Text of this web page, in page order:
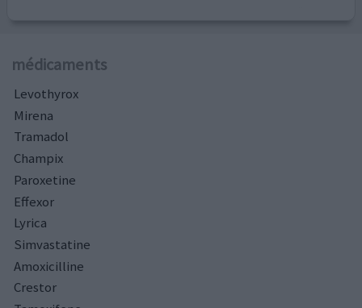
médicaments
Levothyrox
Mirena
Tramadol
Champix
Paroxetine
Effexor
Lyrica
Simvastatine
Amoxicilline
Crestor